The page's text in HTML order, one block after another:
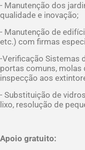
- Manutenção dos
qualidade e inovação;
- Manutenção de
etc.) com firmas
-Verificação Sistemas
portas comuns, molas
inspecção aos
- Substituição de
lixo, resolução de
Apoio gratuito: